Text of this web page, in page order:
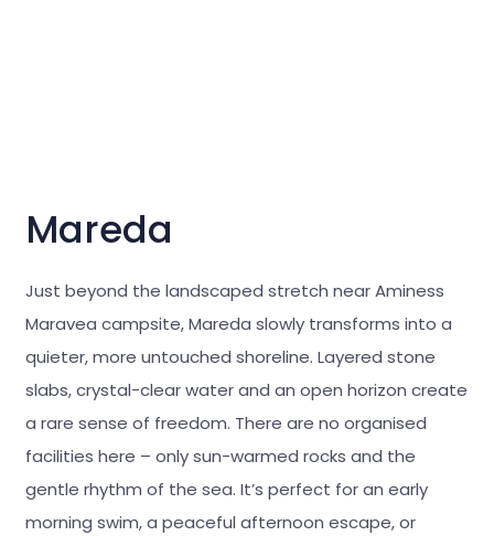
Mareda
Just beyond the landscaped stretch near Aminess
Maravea campsite, Mareda slowly transforms into a
quieter, more untouched shoreline. Layered stone
slabs, crystal-clear water and an open horizon create
a rare sense of freedom. There are no organised
facilities here – only sun-warmed rocks and the
gentle rhythm of the sea. It’s perfect for an early
morning swim, a peaceful afternoon escape, or